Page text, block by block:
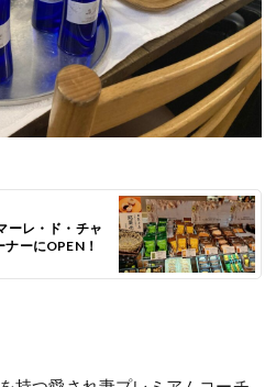
ーレ・ド・チャ
ーにOPEN！